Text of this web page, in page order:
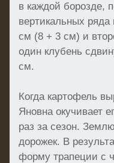
в каждой борозде,
вертикальных
см (8 + 3 см) и
один клубень
см.
Когда картофель
Яновна окучивает
раз за сезон.
дорожек. В
форму трапеции с